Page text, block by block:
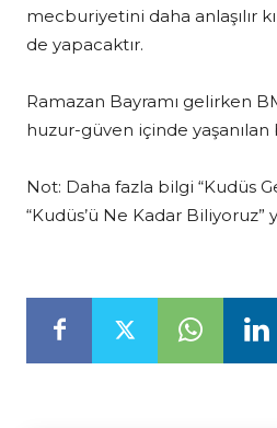
mecburiyetini daha anlaşılır
de yapacaktır.
Ramazan Bayramı gelirken
huzur-güven içinde
Not: Daha fazla bilgi “Kudüs
“Kudüs’ü Ne Kadar Biliyoruz”